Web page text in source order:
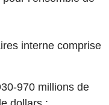
interne comprise
970 millions de